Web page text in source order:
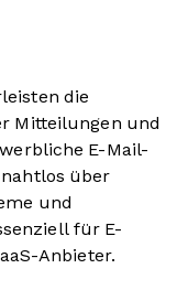
die
Mitteilungen und
E-Mail-
über
und
für E-
Anbieter.